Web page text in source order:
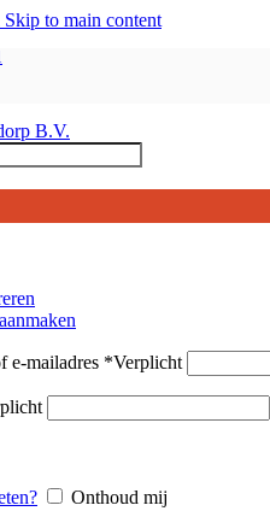
Skip to main content
e-mailadres *Verplicht
Onthoud mij